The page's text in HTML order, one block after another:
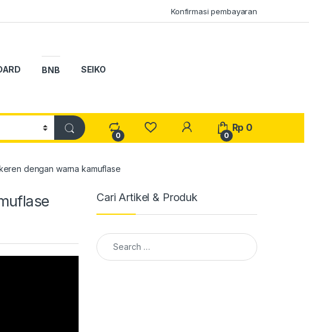
Konfirmasi pembayaran
BNB SEIKO
0
My Account
0
Rp 0
dengan warna kamuflase
Cari Artikel & Produk
Search for: